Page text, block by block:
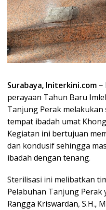
Surabaya, Initerkini.com –
perayaan Tahun Baru
Tanjung Perak
tempat ibadah umat
Kegiatan ini bertujuan
dan kondusif sehingga
ibadah dengan tenang.
Sterilisasi ini melibatkan
Pelabuhan Tanjung Perak
Rangga Kriswardan, S.H.,